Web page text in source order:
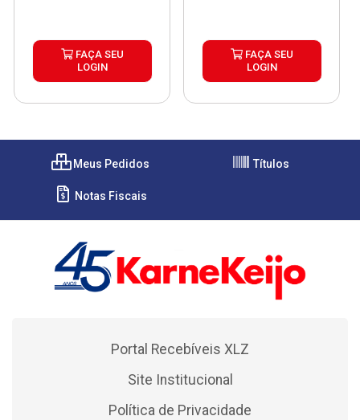
FAÇA SEU
LOGIN
FAÇA SEU
LOGIN
Meus Pedidos Títulos
Notas Fiscais
Portal Recebíveis XLZ
Site Institucional
Política de Privacidade